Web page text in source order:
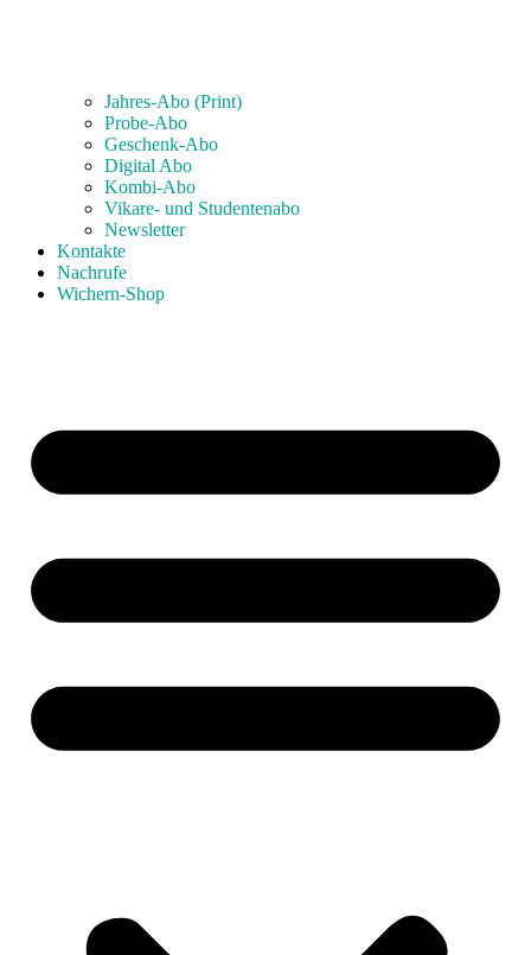
Jahres-Abo (Print)
Probe-Abo
Geschenk-Abo
Digital Abo
Kombi-Abo
Vikare- und Studentenabo
Newsletter
Kontakte
Nachrufe
Wichern-Shop